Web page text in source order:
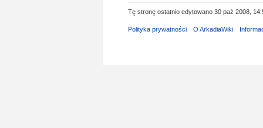
Tę stronę ostatnio edytowano 30 paź 2008,
Polityka prywatności O ArkadiaWiki